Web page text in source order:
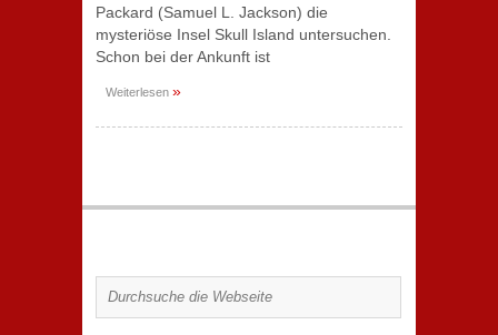
Packard (Samuel L. Jackson) die
mysteriöse Insel Skull Island untersuchen.
Schon bei der Ankunft ist
Weiterlesen »